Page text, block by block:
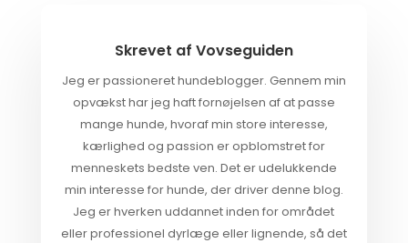
Skrevet af Vovseguiden
Jeg er passioneret hundeblogger. Gennem min
opvækst har jeg haft fornøjelsen af at passe
mange hunde, hvoraf min store interesse,
kærlighed og passion er opblomstret for
menneskets bedste ven. Det er udelukkende
min interesse for hunde, der driver denne blog.
Jeg er hverken uddannet inden for området
eller professionel dyrlæge eller lignende, så det